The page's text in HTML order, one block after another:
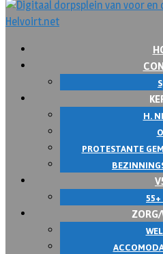
H.
PROTESTANTE